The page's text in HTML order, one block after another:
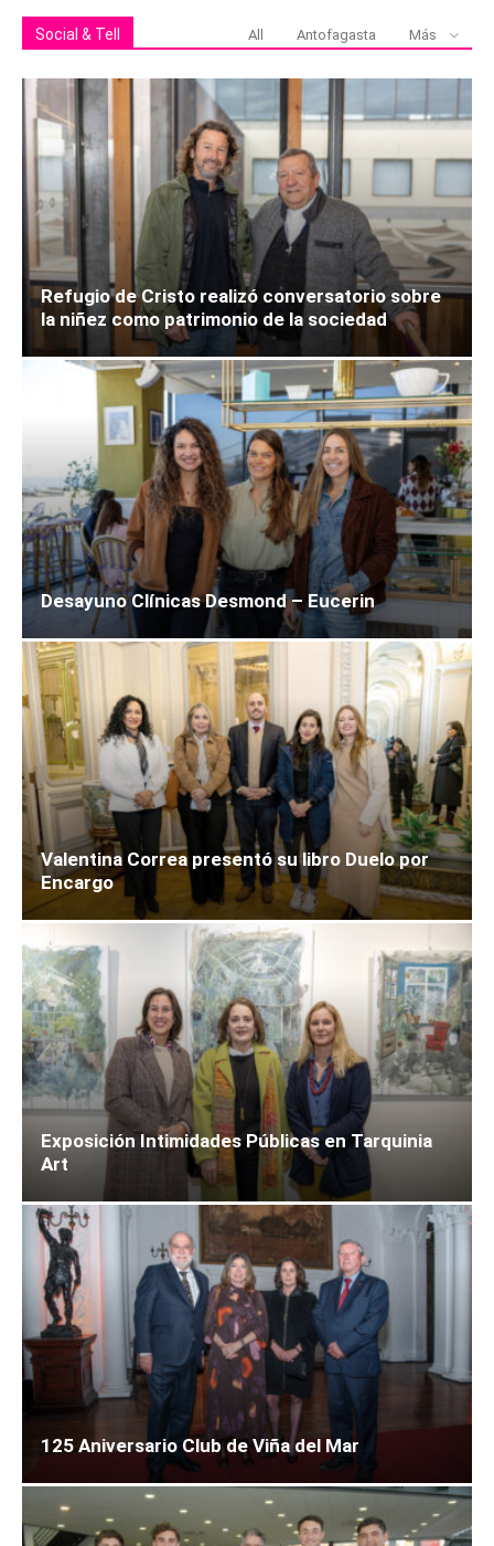
Social & Tell All Antofagasta Más
Refugio de Cristo realizó conversatorio sobre
la niñez como patrimonio de la sociedad
Desayuno Clínicas Desmond – Eucerin
Valentina Correa presentó su libro Duelo por
Encargo
Exposición Intimidades Públicas en Tarquinia
Art
125 Aniversario Club de Viña del Mar